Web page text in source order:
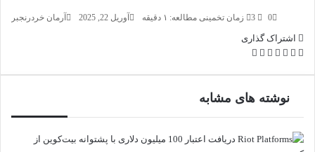
آرمان خردرنجبر آوریل 22, 2025 0 زمان تخمینی مطالعه: ۱ دقیقه
اشتراک گذاری
فیس
X لینکدین
واتس
تلگرامارسال
نوشته های مشابه